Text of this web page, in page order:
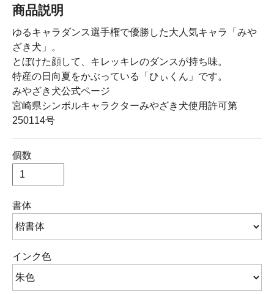
商品説明
ゆるキャラダンス選手権で優勝した大人気キャラ「みや
ざき犬」。
とぼけた顔して、キレッキレのダンスが持ち味。
特産の日向夏をかぶっている「ひぃくん」です。
みやざき犬公式ページ
宮崎県シンボルキャラクターみやざき犬使用許可第
250114号
個数
書体
インク色